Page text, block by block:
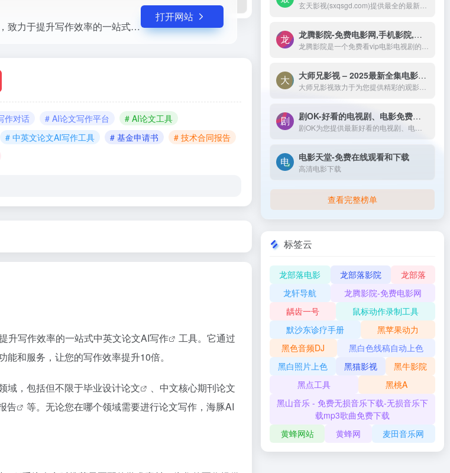
海豚AI写作是一款由海外留学生发起，致力于提升写作效率的一站式中英文论文AI写作工具。它通过先进的AI技术，为科研工作者提供智能写作辅助功能和服务，让您的写作效率提升10倍。
打开网站
作对话 # AI论文写作平台
# AI论文工具
# 中英文论文AI写作工具 # 基金申请书
# 技术合同报告
升写作效率的一站式中英文论文AI写作
工具。它通过
和服务，让您的写作效率提升10倍。
域，包括但不限于毕业设计论文 、 中文核心期刊论文
告
等。无论您在哪个领域需要进行论文写作，海豚AI
龙腾影院-免费电影网,手机影院,高清影视大全-龙腾影院是一个免费看vip电影电视剧的网站，拥有海量、优质、高清电影和好看的电视剧，搞笑综艺及新番动漫，无须会员即可无广告观看全网影视作品，看电影来龙腾影院准没错。
大师兄影视 – 2025最新全集电影电视剧_高清短剧视频免费在线观看-大师兄影视致力于为您提供精彩的观影选择，包括热门电影、电视剧、短剧、最新综艺节目和经典动漫。我们实时更新影片，确保您能享受最新、最全面的在线电影免费观看，更多高清资源尽在大师兄影院网。
剧OK-好看的电视剧、电影免费在线播放
电影天堂-免费在线观看和下载
高清电影下载
查看完整榜单
标签云
龙部落电影 龙部落影院
龙部落
龙轩导航
龙腾影院-免费电影网
龋齿一号
鼠标动作录制工具
默沙东诊疗手册
黑苹果动力
黑色音频DJ
黑白色线稿自动上色
黑白照片上色
黑猫影视
黑牛影院
黑点工具
黑桃A
黑山音乐 - 免费无损音乐下载-无损音乐下
载mp3歌曲免费下载
黄蜂网站
黄蜂网 麦田音乐网